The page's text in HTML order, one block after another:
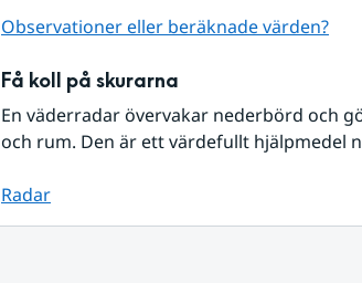
Observationer eller beräknade värden?
Få koll på skurarna
En väderradar övervakar nederbörd och
och rum. Den är ett värdefullt hjälpmedel
Radar